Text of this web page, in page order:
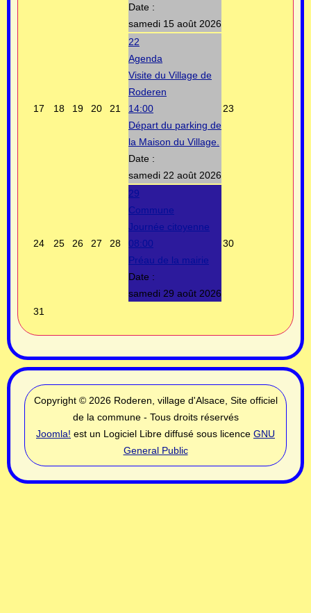
Date :
samedi 15 août 2026
17 18 19 20 21
22
Agenda
Visite du Village de
Roderen
14:00
Départ du parking de
la Maison du Village.
Date :
samedi 22 août 2026
23
24 25 26 27 28
29
Commune
Journée citoyenne
08:00
Préau de la mairie
Date :
samedi 29 août 2026
30
31
Copyright © 2026 Roderen, village d'Alsace, Site officiel
de la commune - Tous droits réservés
Joomla! est un Logiciel Libre diffusé sous licence GNU
General Public